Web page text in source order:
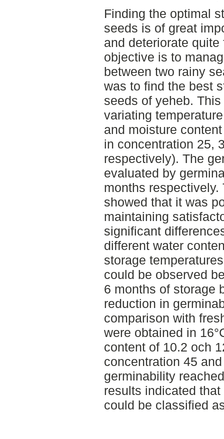
Finding the optimal
seeds is of great
and deteriorate
objective is to
between two rainy
was to find the best
seeds of yeheb.
variating
and moisture
in concentration 25,
respectively). The
evaluated by
months
showed that it was
maintaining
significant
different water
storage
could be observed
6 months of storage
reduction in
comparison with
were obtained in
content of 10.2 och
concentration 45
germinability
results indicated
could be classified